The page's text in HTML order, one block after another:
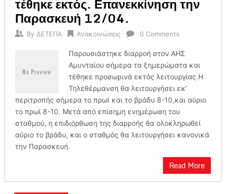
Παρασκευή 12/04.
By ΔΕΤΕΠΑ Ανακοινώσεις 0 Comments
Παρουσιάστηκε διαρροή στον ΑΗΣ
Αμυνταίου σήμερα τα ξημερώματα και
τέθηκε προσωρινά εκτός λειτουργίας.Η
Τηλεθέρμανση θα λειτουργήσει εκ’
περιτροπής σήμερα το πρωί και το βράδυ 8-10,και αύριο
το πρωί 8-10. Μετά από επίσημη ενημέρωση του
σταθμού, η επιδιόρθωση της διαρροής θα ολοκληρωθεί
αύριο το βράδυ, και ο σταθμός θα λειτουργήσει κανονικά
την Παρασκευή.
Read More